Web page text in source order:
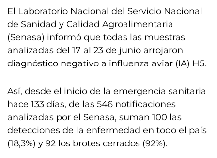
El Laboratorio Nacional del Servicio Nacional
de Sanidad y Calidad Agroalimentaria
(Senasa) informó que todas las muestras
analizadas del 17 al 23 de junio arrojaron
diagnóstico negativo a influenza aviar (IA) H5.
Así, desde el inicio de la emergencia sanitaria
hace 133 días, de las 546 notificaciones
analizadas por el Senasa, suman 100 las
detecciones de la enfermedad en todo el país
(18,3%) y 92 los brotes cerrados (92%).